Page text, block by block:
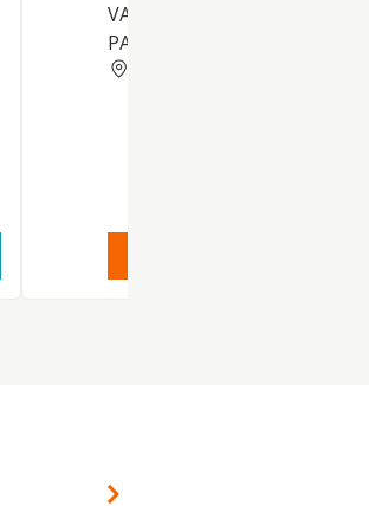
VALORES
PARTICIPACIONES EN